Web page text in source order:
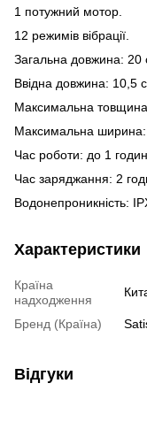
1 потужний мотор.
12 режимів вібрації.
Загальна довжина: 20
Ввідна довжина: 10,5
Максимальна
Максимальна ширина:
Час роботи: до 1
Час заряджання: 2
Водонепроникність:
Характеристики
Країна
надходження
Бренд (Країна)
Відгуки